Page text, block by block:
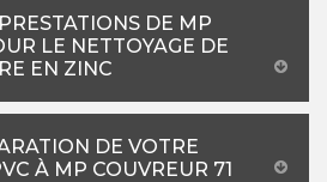
DE MP
LE NETTOYAGE DE
EN ZINC
DE VOTRE
À MP COUVREUR 71